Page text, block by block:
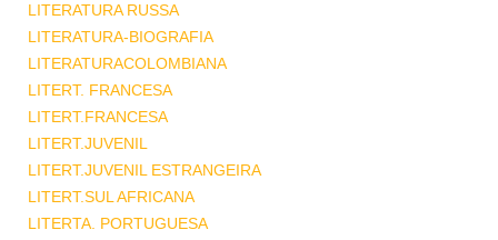
LITERATURA RUSSA
LITERATURA-BIOGRAFIA
LITERATURACOLOMBIANA
LITERT. FRANCESA
LITERT.FRANCESA
LITERT.JUVENIL
LITERT.JUVENIL ESTRANGEIRA
LITERT.SUL AFRICANA
LITERTA. PORTUGUESA